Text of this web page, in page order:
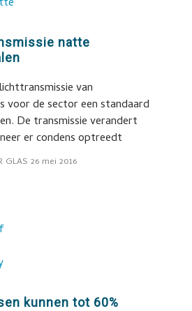
natte
van
voor de sector een standaard
De transmissie verandert
er condens optreedt
GLAS 26 mei 2016
kunnen tot 60%